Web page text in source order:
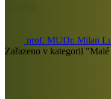
prof. MUDr. Milan
Zařazeno v kategorii